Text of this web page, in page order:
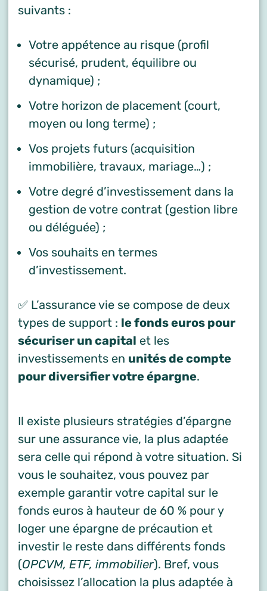
suivants :
Votre appétence au risque (profil
sécurisé, prudent, équilibre ou
dynamique) ;
Votre horizon de placement (court,
moyen ou long terme) ;
Vos projets futurs (acquisition
immobilière, travaux, mariage…) ;
Votre degré d’investissement dans la
gestion de votre contrat (gestion libre
ou déléguée) ;
Vos souhaits en termes
d’investissement.
✅ L’assurance vie se compose de deux
types de support : le fonds euros pour
sécuriser un capital et les
investissements en unités de compte
pour diversifier votre épargne.
Il existe plusieurs stratégies d’épargne
sur une assurance vie, la plus adaptée
sera celle qui répond à votre situation. Si
vous le souhaitez, vous pouvez par
exemple garantir votre capital sur le
fonds euros à hauteur de 60 % pour y
loger une épargne de précaution et
investir le reste dans différents fonds
(OPCVM, ETF, immobilier). Bref, vous
choisissez l’allocation la plus adaptée à